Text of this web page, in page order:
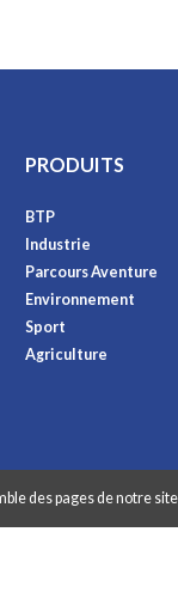
PRODUITS
BTP
Industrie
Parcours Aventure
Environnement
Sport
Agriculture
des pages de notre